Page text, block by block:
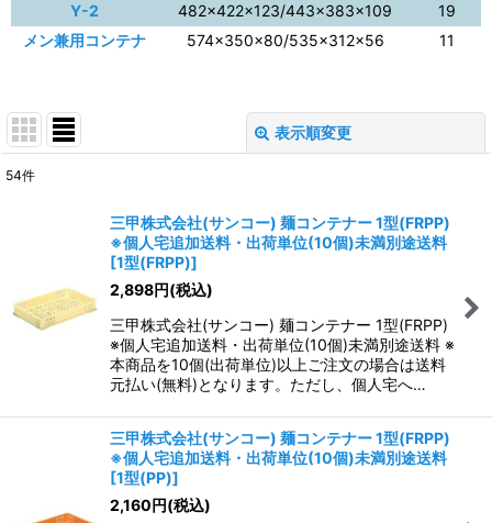
Y-2
482×422×123/443×383×109
19
メン兼用コンテナ
574×350×80/535×312×56 11
表示順変更
54件
三甲株式会社(サンコー) 麺コンテナー 1型(FRPP)
※個人宅追加送料・出荷単位(10個)未満別途送料
[1型(FRPP)]
2,898円(税込)
三甲株式会社(サンコー) 麺コンテナー 1型(FRPP)
※個人宅追加送料・出荷単位(10個)未満別途送料 ※
本商品を10個(出荷単位)以上ご注文の場合は送料
元払い(無料)となります。ただし、個人宅へ…
三甲株式会社(サンコー) 麺コンテナー 1型(FRPP)
※個人宅追加送料・出荷単位(10個)未満別途送料
[1型(PP)]
2,160円(税込)